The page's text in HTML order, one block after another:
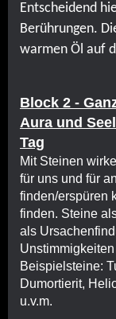
Entscheidend
Berührungen.
warmen Öl auf
Block 2 -
Aura und
Tag
Mit Steinen
für uns und für
finden/erspüren
finden. Steine
als
Beispielsteine:
Dumortierit,
u.v.m.